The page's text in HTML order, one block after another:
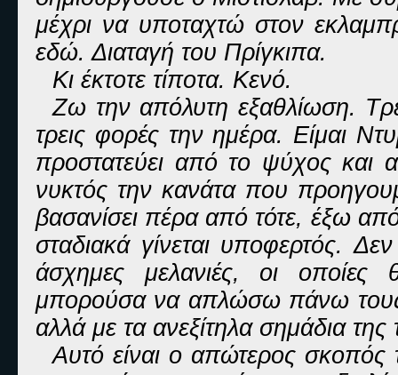
μέχρι να υποταχτώ στον
εδώ. Διαταγή του Πρίγκιπα.
Κι έκτοτε τίποτα. Κενό.
Ζω την απόλυτη εξαθλίωση.
τρεις φορές την ημέρα. Είμαι
προστατεύει από το ψύχος και
νυκτός την κανάτα που
βασανίσει πέρα από τότε, έξω
σταδιακά γίνεται υποφερτός.
άσχημες μελανιές, οι
μπορούσα να απλώσω πάνω
αλλά με τα ανεξίτηλα σημάδια της
Αυτό είναι ο απώτερος